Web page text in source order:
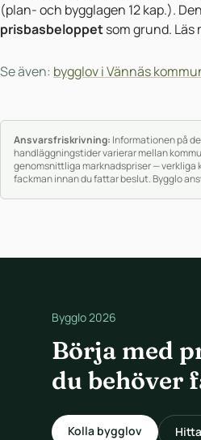
(plan- och bygglagen 12 kap.).
prisbasbeloppetsom grund. Läs
Se även: bygglov i Vännäs
Ansvarsfriskrivning: Informationen på
handläggningstider varierar mellan
genomsnittliga marknadspriser — verkliga
fackman innan du fattar beslut. Bygglo
Bygglo 2026
Börja med
du behöver
Kolla bygglov